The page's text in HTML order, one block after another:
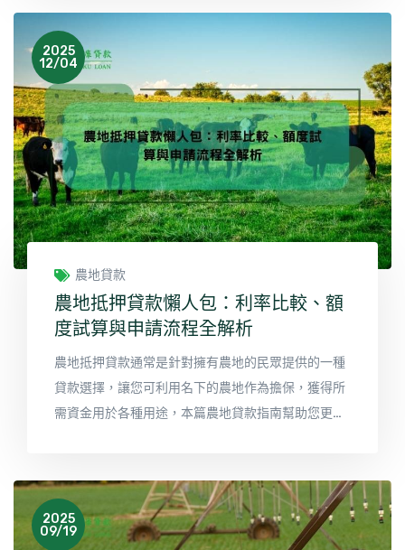
2025
12/04
農地貸款
農地抵押貸款懶人包：利率比較、額
度試算與申請流程全解析
農地抵押貸款通常是針對擁有農地的民眾提供的一種
貸款選擇，讓您可利用名下的農地作為擔保，獲得所
需資金用於各種用途，本篇農地貸款指南幫助您更清
2025
09/19